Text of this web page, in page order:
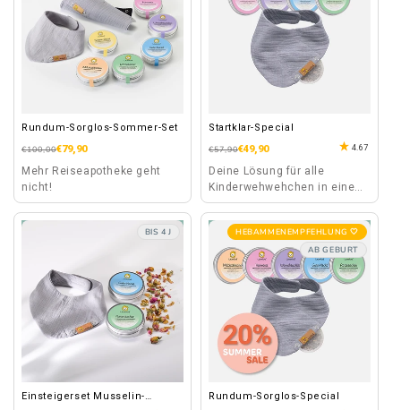
Rundum-Sorglos-Sommer-Set
Normaler
€100,00
Verkaufspreis
€79,90
Mehr Reiseapotheke geht
nicht!
Startklar-Special
Normaler
€57,90
Verkaufspreis
€49,90 4.67
Deine Lösung für alle
Kinderwehwehchen in einem
Set vereint!
Wachstumsschub,
Erkältungszeit,
Schlafprobleme,....
BIS 4 J
Einsteigerset Musselin-
HEBAMMENEMPFEHLUNG 🤍
AB GEBURT
Rundum-Sorglos-Special